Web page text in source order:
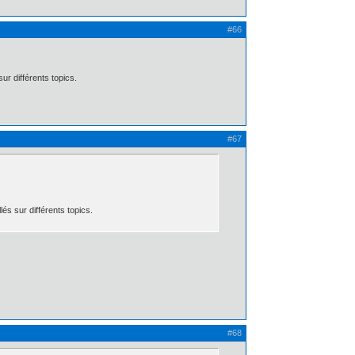
#66
différents topics.
#67
sur différents topics.
#68